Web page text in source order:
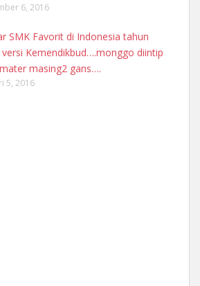
6, 2016
SMK Favorit di Indonesia tahun
versi Kemendikbud….monggo diintip
masing2 gans….
5, 2016